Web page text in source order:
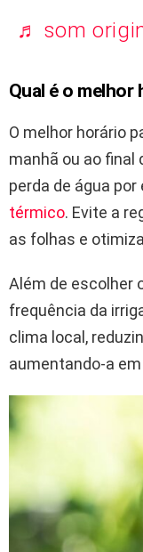
♬ som
Qual é o melhor
O melhor horário
manhã ou ao final
perda de água
térmico. Evite a
as folhas e
Além de escolher
frequência da
clima local,
aumentando-a